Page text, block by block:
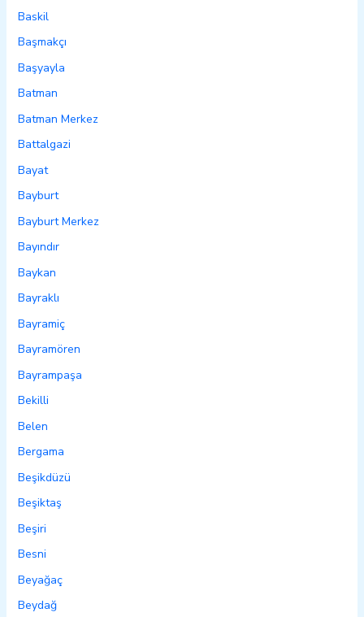
Baskil
Başmakçı
Başyayla
Batman
Batman Merkez
Battalgazi
Bayat
Bayburt
Bayburt Merkez
Bayındır
Baykan
Bayraklı
Bayramiç
Bayramören
Bayrampaşa
Bekilli
Belen
Bergama
Beşikdüzü
Beşiktaş
Beşiri
Besni
Beyağaç
Beydağ